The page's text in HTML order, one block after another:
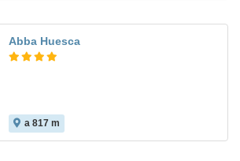
Abba Huesca
a 817 m